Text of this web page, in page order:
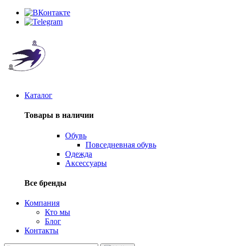
Каталог
Товары в наличии
Обувь
Повседневная обувь
Одежда
Аксессуары
Все бренды
Компания
Кто мы
Блог
Контакты